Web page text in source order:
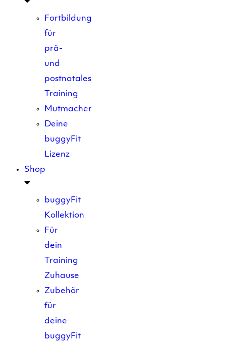
Fortbildung
für
prä-
und
postnatales
Training
Mutmacher
Deine
buggyFit
Lizenz
Shop
buggyFit
Kollektion
Für
dein
Training
Zuhause
Zubehör
für
deine
buggyFit